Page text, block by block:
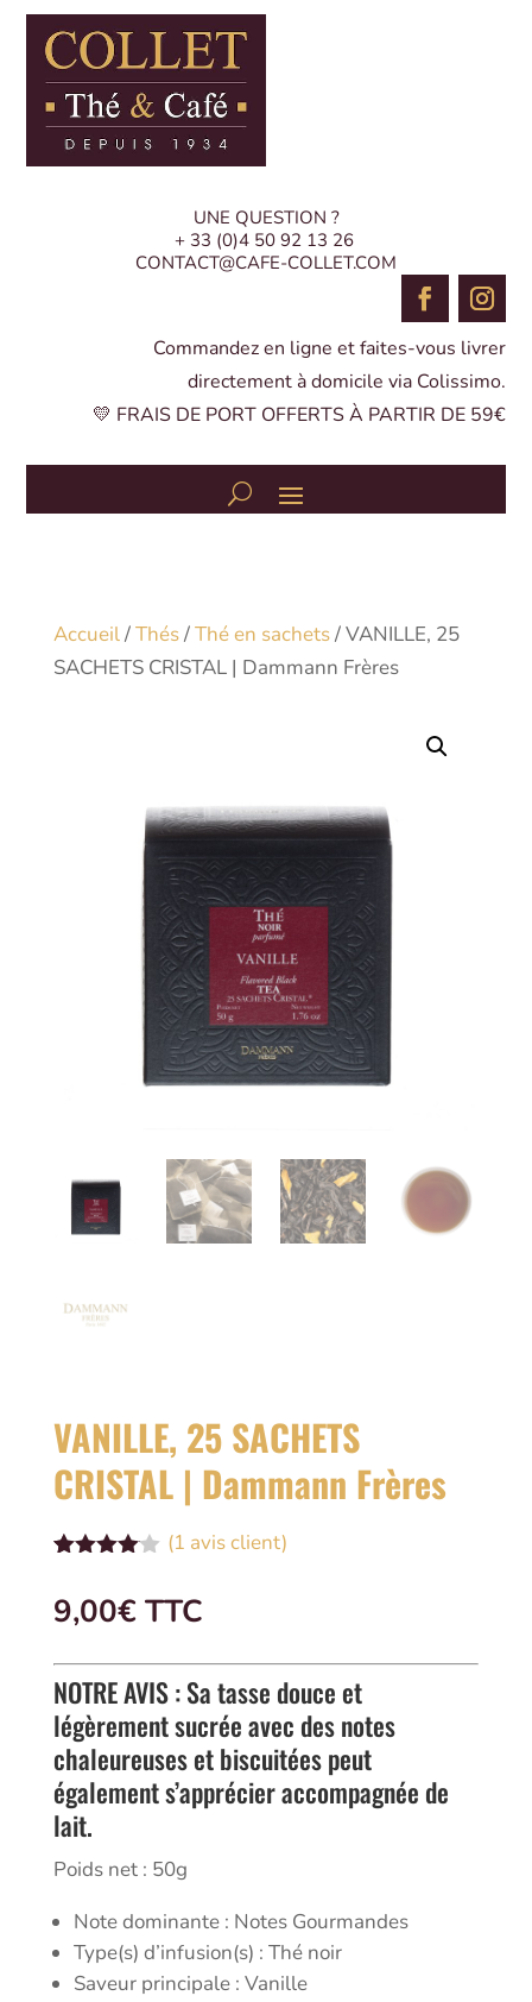
UNE QUESTION ?
+ 33 (0)4 50 92 13 26
CONTACT@CAFE-COLLET.COM
Commandez en ligne et faites-vous livrer
directement à domicile via Colissimo.
💛 FRAIS DE PORT OFFERTS À PARTIR DE 59€
Accueil/Thés/Thé en sachets/ VANILLE, 25
SACHETS CRISTAL | Dammann Frères
VANILLE, 25 SACHETS
CRISTAL | Dammann Frères
5 basé
(1 avis client)
9,00€ TTC
NOTRE AVIS : Sa tasse douce et
légèrement sucrée avec des notes
chaleureuses et biscuitées peut
également s’apprécier accompagnée de
lait.
Poids net : 50g
Note dominante : Notes Gourmandes
Type(s) d’infusion(s) : Thé noir
Saveur principale : Vanille